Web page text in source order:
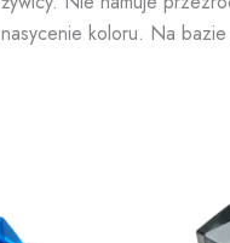
nasycenie koloru. Na